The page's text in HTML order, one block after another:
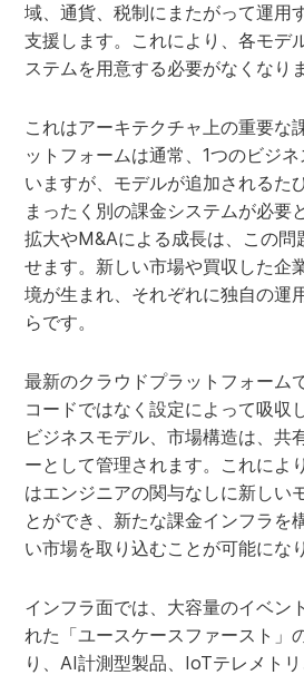
域、通貨、税制にまたがって運用
支援します。これにより、各モデ
ステムを用意する必要がなくなり
これはアーキテクチャ上の重要な
ットフォームは通常、1つのビジ
いますが、モデルが追加されるた
まったく別の課金システムが必要
拡大やM&Aによる成長は、この問
せます。新しい市場や買収した企
境が生まれ、それぞれに独自の運
らです。
最新のクラウドプラットフォーム
コードではなく設定によって吸収
ビジネスモデル、市場構造は、共
ーとして管理されます。これによ
はエンジニアの関与なしに新しい
とができ、新たな課金インフラを
い市場を取り込むことが可能にな
インフラ面では、大容量のイベン
れた「ユースケースファースト」
り、AI計測型製品、IoTテレメト